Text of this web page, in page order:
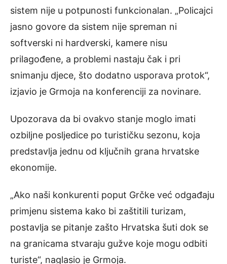
sistem nije u potpunosti funkcionalan. „Policajci
jasno govore da sistem nije spreman ni
softverski ni hardverski, kamere nisu
prilagođene, a problemi nastaju čak i pri
snimanju djece, što dodatno usporava protok“,
izjavio je Grmoja na konferenciji za novinare.
Upozorava da bi ovakvo stanje moglo imati
ozbiljne posljedice po turističku sezonu, koja
predstavlja jednu od ključnih grana hrvatske
ekonomije.
„Ako naši konkurenti poput Grčke već odgađaju
primjenu sistema kako bi zaštitili turizam,
postavlja se pitanje zašto Hrvatska šuti dok se
na granicama stvaraju gužve koje mogu odbiti
turiste“, naglasio je Grmoja.